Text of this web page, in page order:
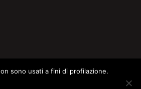
sono usati a fini di profilazione.